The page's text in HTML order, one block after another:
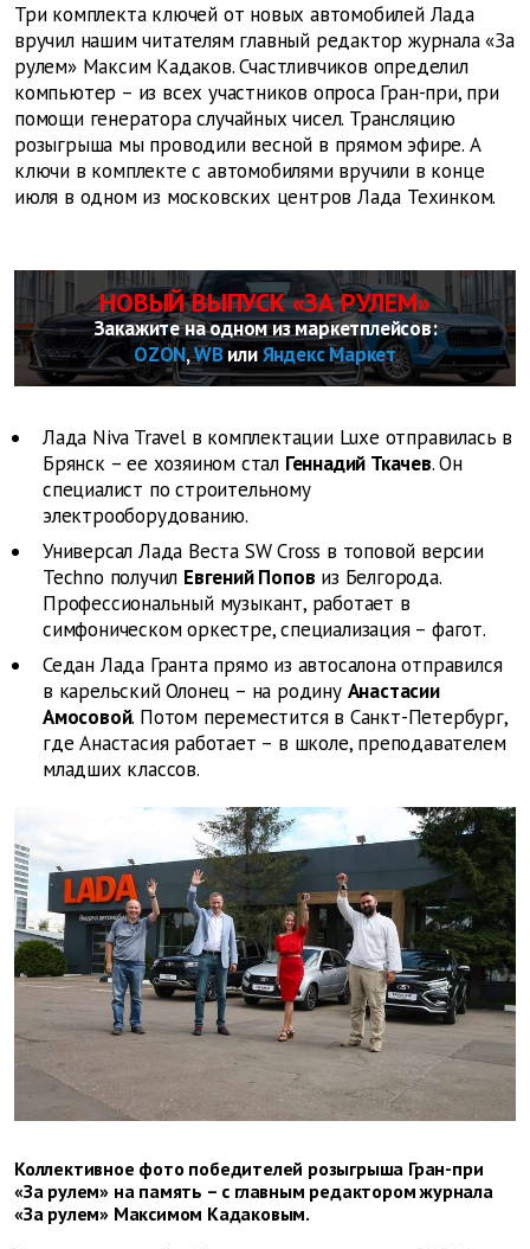
Три комплекта ключей от новых автомобилей Лада
вручил нашим читателям главный редактор журнала «За
рулем» Максим Кадаков. Счастливчиков определил
компьютер – из всех участников опроса Гран-при, при
помощи генератора случайных чисел. Трансляцию
розыгрыша мы проводили весной в прямом эфире. А
ключи в комплекте с автомобилями вручили в конце
июля в одном из московских центров Лада Техинком.
НОВЫЙ ВЫПУСК «ЗА РУЛЕМ»
Закажите на одном из маркетплейсов:
OZON,WBилиЯндекс Маркет
Лада Niva Travel в комплектации Luxe отправилась в
Брянск – ее хозяином стал Геннадий Ткачев. Он
специалист по строительному
электрооборудованию.
Универсал Лада Веста SW Cross в топовой версии
Techno получил Евгений Попов из Белгорода.
Профессиональный музыкант, работает в
симфоническом оркестре, специализация – фагот.
Седан Лада Гранта прямо из автосалона отправился
в карельский Олонец – на родину Анастасии
Амосовой. Потом переместится в Санкт-Петербург,
где Анастасия работает – в школе, преподавателем
младших классов.
Коллективное фото победителей розыгрыша Гран-при
«За рулем» на память – с главным редактором журнала
«За рулем» Максимом Кадаковым.